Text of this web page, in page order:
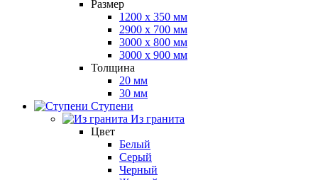
Размер
1200 x 350 мм
2900 x 700 мм
3000 x 800 мм
3000 x 900 мм
Толщина
20 мм
30 мм
Ступени
Из гранита
Цвет
Белый
Серый
Черный